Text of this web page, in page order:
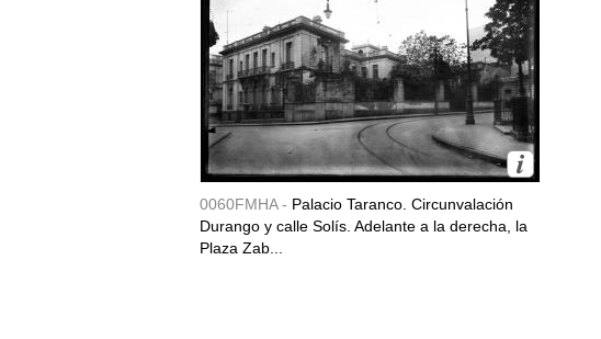
0060FMHA - Palacio Taranco. Circunvalación
Durango y calle Solís. Adelante a la derecha, la
Plaza Zab...